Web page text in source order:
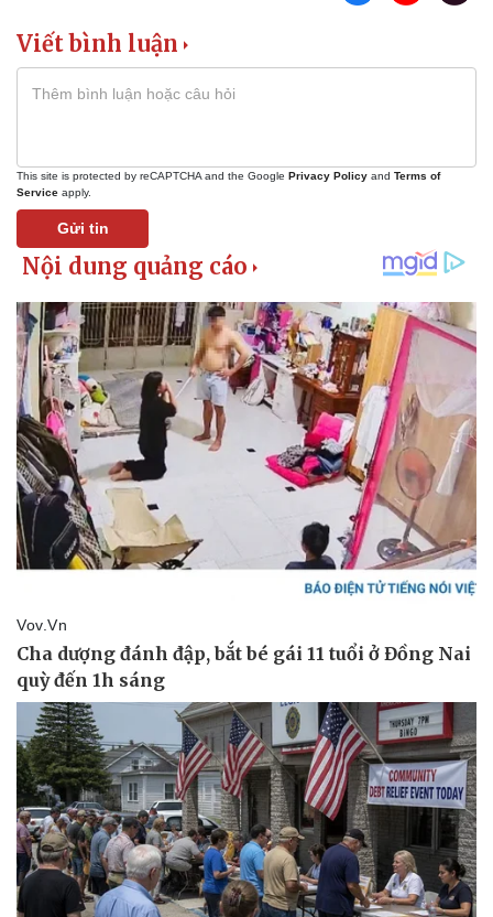
Phòng mạch online
Ăn sạch sống khỏe
Viết bình luận
This site is protected by reCAPTCHA and the Google Privacy Policy and Terms of
Service apply.
Gửi tin